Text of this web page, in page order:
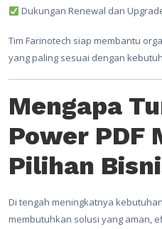
Dukungan Renewal dan
Tim Farinotech siap membantu
yang paling sesuai dengan
Mengapa
Power PDF
Pilihan
Di tengah meningkatnya
membutuhkan solusi yang aman,